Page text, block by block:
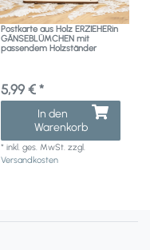
Postkarte aus Holz ERZIEHERin
GÄNSEBLÜMCHEN mit
passendem Holzständer
5,99 € *
In den
Warenkorb
*inkl. ges. MwSt. zzgl.
Versandkosten